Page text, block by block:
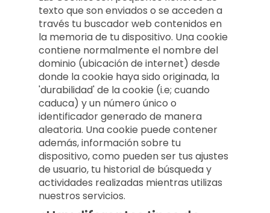
texto que son enviados o se acceden a
través tu buscador web contenidos en
la memoria de tu dispositivo. Una cookie
contiene normalmente el nombre del
dominio (ubicación de internet) desde
donde la cookie haya sido originada, la
'durabilidad' de la cookie (i.e; cuando
caduca) y un número único o
identificador generado de manera
aleatoria. Una cookie puede contener
además, información sobre tu
dispositivo, como pueden ser tus ajustes
de usuario, tu historial de búsqueda y
actividades realizadas mientras utilizas
nuestros servicios.